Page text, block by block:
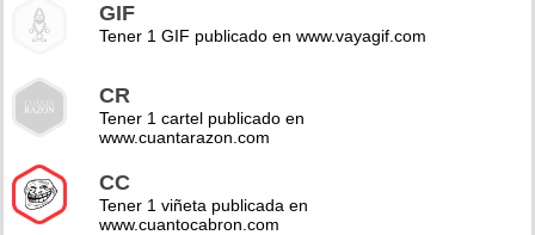
GIF
Tener 1 GIF publicado en www.vayagif.com
CR
Tener 1 cartel publicado en
www.cuantarazon.com
CC
Tener 1 viñeta publicada en
www.cuantocabron.com